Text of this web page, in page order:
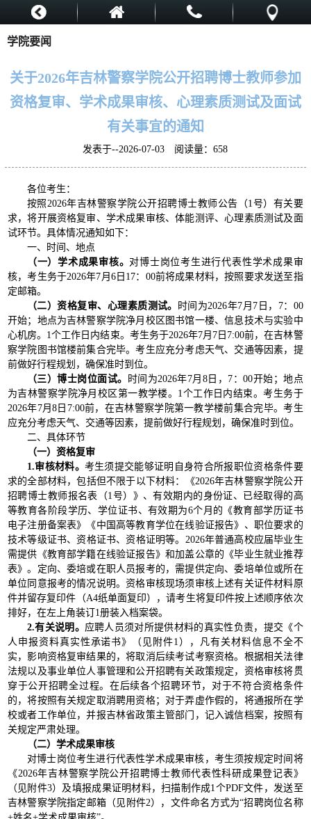
学院要闻
关于2026年吉林警察学院公开招聘博士教师参加
资格复审、学术成果审核、心理素质测试及面试
有关事宜的通知
发表于--2026-07-03 阅读量：658
各位考生：
按照2026年吉林警察学院公开招聘博士教师公告（1号）有关要
求，将开展资格复审、学术成果审核、体能测评、心理素质测试及面
试环节。具体情况通知如下：
一、时间、地点
（一）学术成果审核。 对博士岗位考生进行代表性学术成果审
核，考生务于2026年7月6日17：00前将成果材料，按照要求发送至指
定邮箱。
（二）资格复审、心理素质测试。
时间为2026年7月7日，7：00
开始；地点为吉林警察学院净月校区图书馆一楼、信息技术与实验中
心机房。1个工作日内结束。考生务于2026年7月7日7:00前，在吉林警
察学院图书馆楼前集合完毕。考生应充分考虑天气、交通等因素，提
前做好行程规划，确保准时到位。
（三）博士岗位面试。
时间为2026年7月8日，7：00开始；地点
为吉林警察学院净月校区第一教学楼。1个工作日内结束。考生务于
2026年7月8日7:00前，在吉林警察学院第一教学楼前集合完毕。考生
应充分考虑天气、交通等因素，提前做好行程规划，确保准时到位。
二、具体环节
（一） 资格复审
1.审核材料。 考生须提交能够证明自身符合所报职位资格条件要
求的全部材料，包括但不限于以下材料：《2026年吉林警察学院公开
招聘博士教师报名表（1号）》、有效期内的身份证、已经取得的高
等教育各阶段学历、学位证书、有效期为6个月的《教育部学历证书
电子注册备案表》《中国高等教育学位在线验证报告》、职位要求的
技术等级证书、资格证书、资格证明等。2026年普通高校应届毕业生
需提供《教育部学籍在线验证报告》和加盖公章的《毕业生就业推荐
表》。定向、委培或在职人员报考的，需提供定向、委培单位或所在
单位同意报考的情况说明。资格审核现场须审核上述有关证件材料原
件并留存复印件（A4纸单面复印），请考生将复印件按上述顺序依次
排好，在左上角装订1册装入档案袋。
2.有关说明。 应聘人员须对所提供材料的真实性负责，提交《个
人申报资料真实性承诺书》（见附件1），凡有关材料信息不全不
实，影响资格复审结果的，将取消后续考试考察资格。根据相关法律
法规以及事业单位人事管理和公开招聘有关政策规定，资格审核将贯
穿于公开招聘全过程。在后续各个招聘环节，对于不符合资格条件
的，将按照有关规定取消聘用资格；对于弄虚作假的，将通报所在学
校或者工作单位，并报吉林省政策主管部门，记入诚信档案，按照有
关规定严肃处理。
（二）学术成果审核
对博士岗位考生进行代表性学术成果审核，考生须按规定时间将
《2026年吉林警察学院公开招聘博士教师代表性科研成果登记表》
（见附件3）及填报成果证明材料，扫描制作成1个PDF文件，发送至
吉林警察学院指定邮箱（见附件2），文件命名方式为“招聘岗位名称